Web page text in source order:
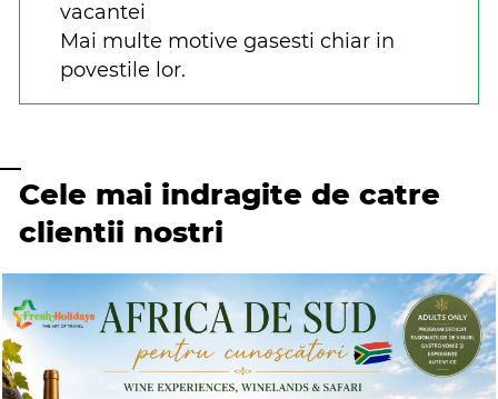
vacantei
Mai multe motive gasesti chiar in
povestile lor.
Cele mai indragite de catre
clientii nostri